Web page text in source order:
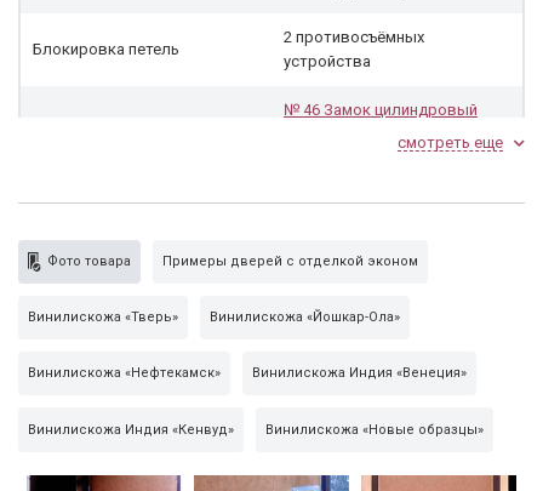
Блокировка петель
2 противосъёмных
устройства
№ 46 Замок цилиндровый
Личина «Апекс» 70 мм, ключ-ключ
Внутренняя сторона
оргалит, винилискожа «Боди
Утеплитель синтепон с двух сторон
Внешняя сторона винилискожа «Боди Эконом»
Глазок 160°
Упаковка пленка
смотреть еще
Фото товара Примеры дверей с отделкой эконом
Винилискожа «Тверь» Винилискожа «Йошкар-Ола»
Винилискожа «Нефтекамск» Винилискожа Индия «Венеция»
Винилискожа Индия «Кенвуд» Винилискожа «Новые образцы»